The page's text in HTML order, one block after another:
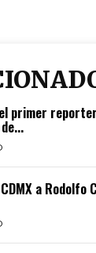
primer
a Rodolfo